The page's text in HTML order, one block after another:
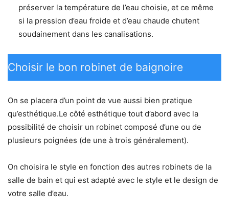
préserver la température de l’eau choisie, et ce même
si la pression d’eau froide et d’eau chaude chutent
soudainement dans les canalisations.
Choisir le bon robinet de baignoire
On se placera d’un point de vue aussi bien pratique
qu’esthétique.Le côté esthétique tout d’abord avec la
possibilité de choisir un robinet composé d’une ou de
plusieurs poignées (de une à trois généralement).
On choisira le style en fonction des autres robinets de la
salle de bain et qui est adapté avec le style et le design de
votre salle d’eau.